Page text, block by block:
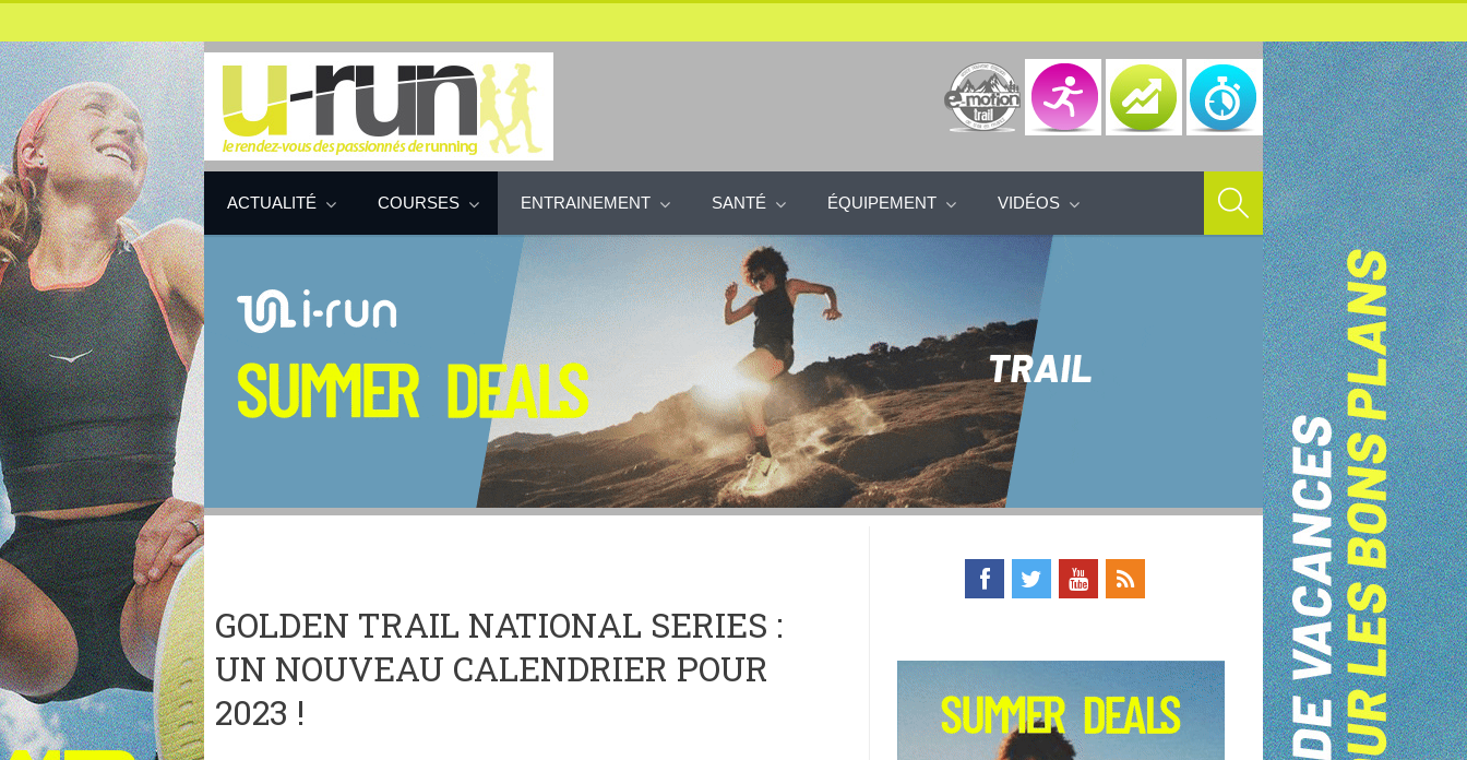
ACTUALITÉ COURSES ENTRAINEMENT SANTÉ ÉQUIPEMENT VIDÉOS
GOLDEN TRAIL NATIONAL SERIES :
UN NOUVEAU CALENDRIER POUR
2023 !